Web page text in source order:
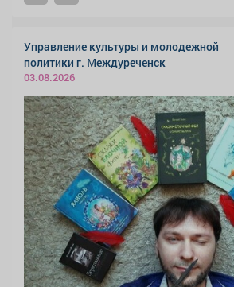
Управление культуры и молодежной
политики г. Междуреченск
03.08.2026